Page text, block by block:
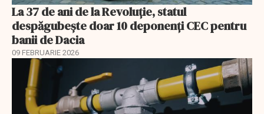
La 37 de ani de la Revoluție, statul
despăgubește doar 10 deponenți CEC pentru
banii de Dacia
09 FEBRUARIE 2026